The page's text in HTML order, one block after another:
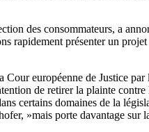
des consommateurs, a
rapidement présenter un
européenne de Justice
de retirer la plainte
certains domaines de la
»mais porte davantage sur